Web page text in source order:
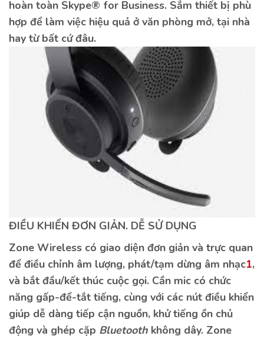
hoàn toàn Skype® for Business. Sắm thiết bị phù
hợp để làm việc hiệu quả ở văn phòng mở, tại nhà
hay từ bất cứ đâu.
ĐIỀU KHIỂN ĐƠN GIẢN. DỄ SỬ DỤNG
Zone Wireless có giao diện đơn giản và trực quan
để điều chỉnh âm lượng, phát/tạm dừng âm nhạc1,
và bắt đầu/kết thúc cuộc gọi. Cần mic có chức
năng gấp-để-tắt tiếng, cùng với các nút điều khiển
giúp dễ dàng tiếp cận nguồn, khử tiếng ồn chủ
động và ghép cặp Bluetooth không dây. Zone